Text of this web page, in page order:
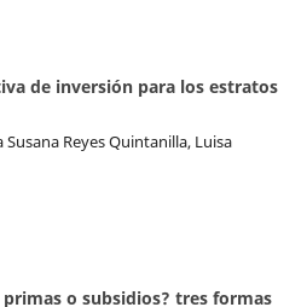
de inversión para los estratos
Susana Reyes Quintanilla, Luisa
primas o subsidios? tres formas